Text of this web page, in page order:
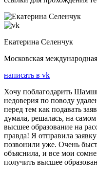
Екатерина Селенчук
Московская
написать в vk
Хочу поблагодарить
недоверия по поводу
перед тем как подавать
думала, решалась, на
высшее образование на
правда! Я отправила
позвонили уже. Очень
объяснила, и все мои
получить высшее